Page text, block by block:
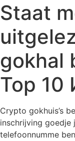
Staat
gokhal
Top 10
Crypto gokhuis’s
inschrijving goedje
telefoonnumme